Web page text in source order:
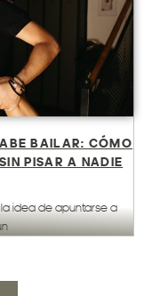
BAILAR: CÓMO
PISAR A NADIE
idea de apuntarse a